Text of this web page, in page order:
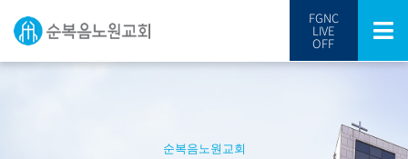
FGNC
LIVE
OFF
순복음노원교회